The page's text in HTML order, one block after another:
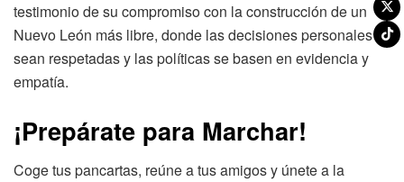
testimonio de su compromiso con la construcción de un
Nuevo León más libre, donde las decisiones personales
sean respetadas y las políticas se basen en evidencia y
empatía.
¡Prepárate para Marchar!
Coge tus pancartas, reúne a tus amigos y únete a la